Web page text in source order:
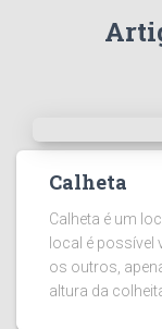
Calheta
Calheta é um
local é possível
os outros,
altura da